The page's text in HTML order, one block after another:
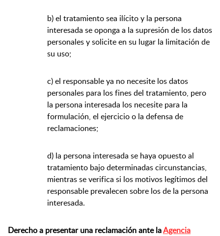
b) el tratamiento sea ilícito y la persona
interesada se oponga a la supresión de los datos
personales y solicite en su lugar la limitación de
su uso;
c) el responsable ya no necesite los datos
personales para los fines del tratamiento, pero
la persona interesada los necesite para la
formulación, el ejercicio o la defensa de
reclamaciones;
d) la persona interesada se haya opuesto al
tratamiento bajo determinadas circunstancias,
mientras se verifica si los motivos legítimos del
responsable prevalecen sobre los de la persona
interesada.
Derecho a presentar una reclamación ante laAgencia